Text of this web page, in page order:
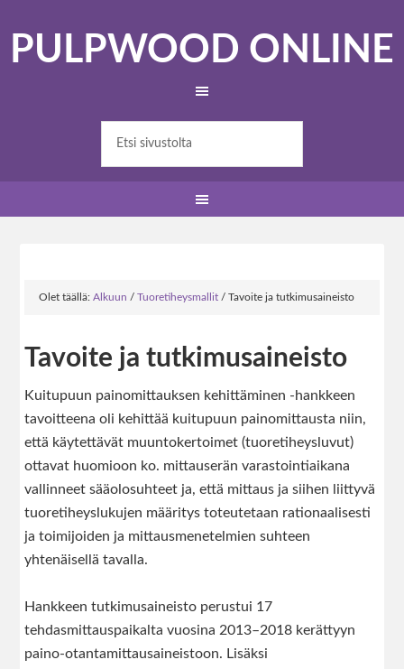
PULPWOOD ONLINE
Olet täällä:Alkuun / Tuoretiheysmallit / Tavoite ja tutkimusaineisto
Tavoite ja tutkimusaineisto
Kuitupuun painomittauksen kehittäminen -hankkeen
tavoitteena oli kehittää kuitupuun painomittausta niin,
että käytettävät muuntokertoimet (tuoretiheysluvut)
ottavat huomioon ko. mittauserän varastointiaikana
vallinneet sääolosuhteet ja, että mittaus ja siihen liittyvä
tuoretiheyslukujen määritys toteutetaan rationaalisesti
ja toimijoiden ja mittausmenetelmien suhteen
yhtenäisellä tavalla.
Hankkeen tutkimusaineisto perustui 17
tehdasmittauspaikalta vuosina 2013–2018 kerättyyn
paino-otantamittausaineistoon. Lisäksi